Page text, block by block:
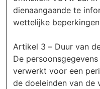
dienaangaande te
wettelijke
Artikel 3 – Duur van
De
verwerkt voor een
de doeleinden van de